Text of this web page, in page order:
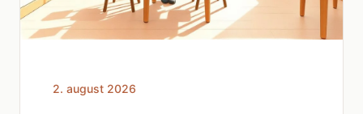
2. august 2026